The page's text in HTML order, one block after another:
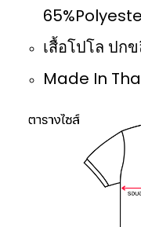
เสื้อโปโล ปก
Made In